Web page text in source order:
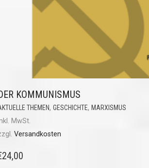
KOMMUNISMUS
THEMEN, GESCHICHTE, MARXISMUS
MwSt.
Versandkosten
24,00